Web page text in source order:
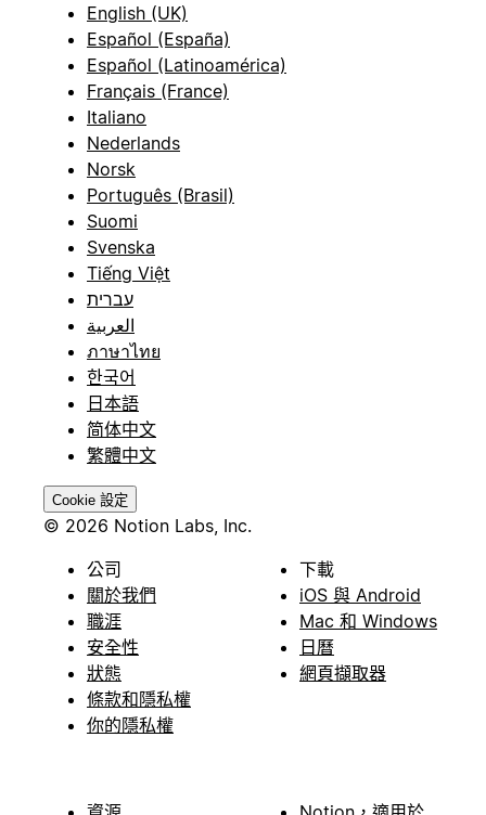
English (UK)
Español (España)
Español (Latinoamérica)
Français (France)
Italiano
Nederlands
Norsk
Português (Brasil)
Suomi
Svenska
Tiếng Việt
עברית
العربية
ภาษาไทย
한국어
日本語
简体中文
繁體中文
Cookie 設定
© 2026 Notion Labs, Inc.
公司
關於我們
職涯
安全性
狀態
條款和隱私權
你的隱私權
下載
iOS 與 Android
Mac 和 Windows
日曆
網頁擷取器